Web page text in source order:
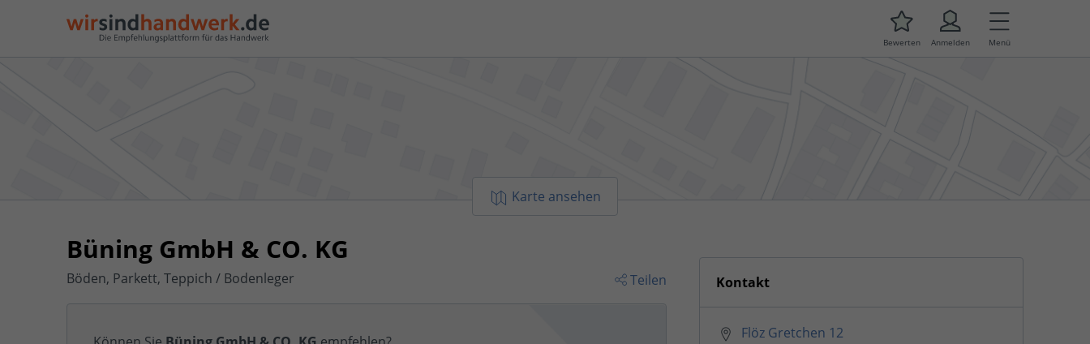
Bewerten Anmelden Menü
Karte ansehen
Büning GmbH & CO. KG
Teilen
Böden, Parkett, Teppich / Bodenleger Kontakt
Flöz Gretchen 12